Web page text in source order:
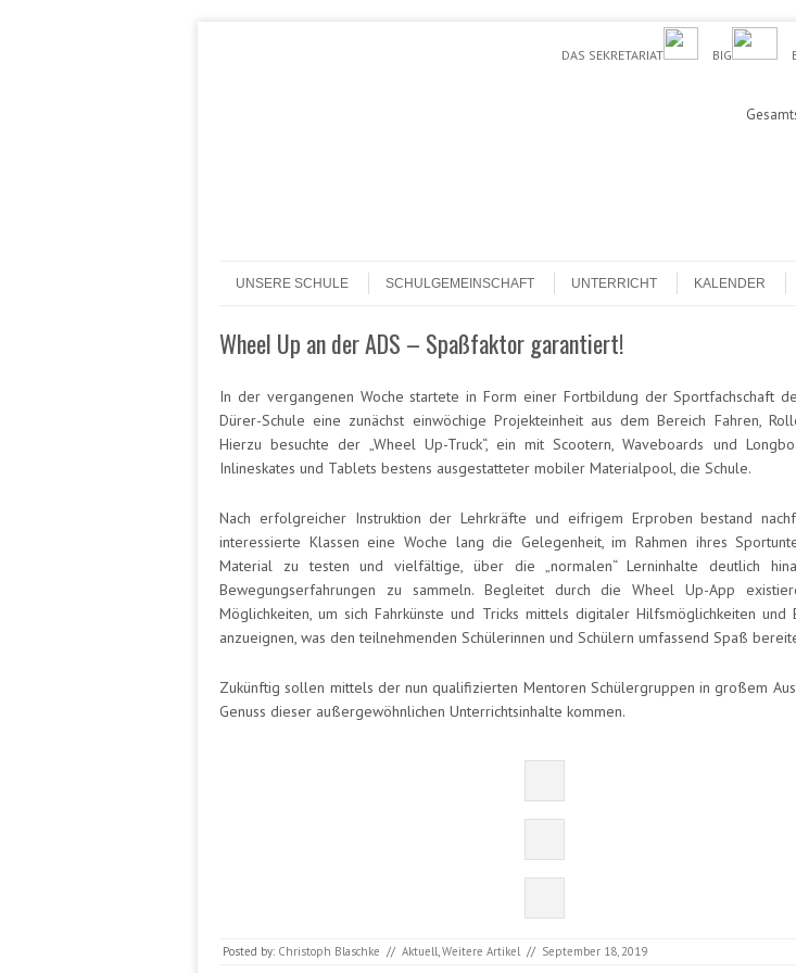
DAS SEKRETARIAT
BIG
Menü
UNSERE SCHULE
SCHULGEMEINSCHAFT UNTERRICHT KALENDER
Wheel Up an der ADS – Spaßfaktor garantiert!
In der vergangenen Woche startete in Form einer Fortbildung der Sportfachschaft
Dürer-Schule eine zunächst einwöchige Projekteinheit aus dem Bereich Fahren,
Hierzu besuchte der „Wheel Up-Truck“, ein mit Scootern, Waveboards und
Inlineskates und Tablets bestens ausgestatteter mobiler Materialpool, die Schule.
Nach erfolgreicher Instruktion der Lehrkräfte und eifrigem Erproben bestand
interessierte Klassen eine Woche lang die Gelegenheit, im Rahmen ihres
Material zu testen und vielfältige, über die „normalen“ Lerninhalte deutlich
Bewegungserfahrungen zu sammeln. Begleitet durch die Wheel Up-App
Möglichkeiten, um sich Fahrkünste und Tricks mittels digitaler Hilfsmöglichkeiten und
anzueignen, was den teilnehmenden Schülerinnen und Schülern umfassend Spaß
Zukünftig sollen mittels der nun qualifizierten Mentoren Schülergruppen in großem
Genuss dieser außergewöhnlichen Unterrichtsinhalte kommen.
Posted by: Christoph Blaschke // Aktuell,Weitere Artikel // September 18, 2019